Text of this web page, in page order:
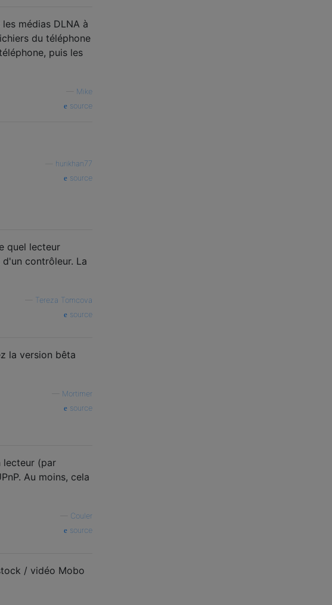
médias DLNA à
du téléphone
puis les
Mike
source
hurikhan77
source
quel lecteur
contrôleur. La
Tereza Tomcova
source
la version bêta
Mortimer
source
lecteur (par
Au moins, cela
Couler
source
/ vidéo Mobo